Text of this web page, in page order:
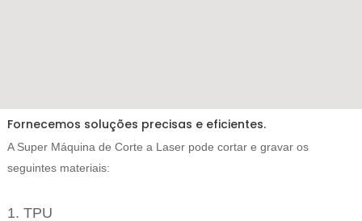
Fornecemos soluções precisas e eficientes.
A Super Máquina de Corte a Laser pode cortar e gravar os
seguintes materiais:
1. TPU